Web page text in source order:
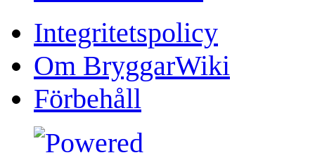
Integritetspolicy
Om BryggarWiki
Förbehåll